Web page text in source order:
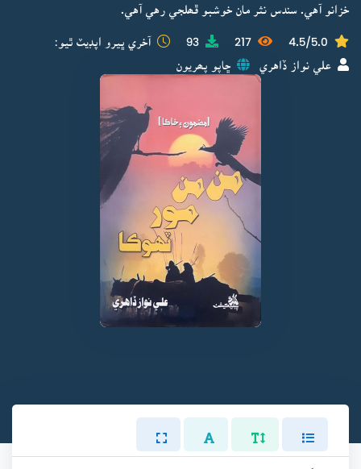
خزانو آهي. سندس نثر مان خوشبو ڦھلجي رهي آهي.
4.5/5.0
217
93 آخري ڀيرو اپڊيٽ ٿيو:
علي نواز ڏاهري ڇاپو پھريون